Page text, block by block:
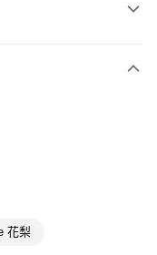
花梨